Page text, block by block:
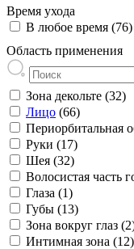
Увеличение зоны G
Увеличение мантии
Хроностарение (4)
Целлюлит (3)
Очищение (1)
Ревитализация (2)
Регенерация (13)
Ровный тон и цвет
Свежесть (2)
Сияние (2)
Снятие отечности
Сужение пор (1)
Темные круги под
Упругость (5)
Устранение
Устранение темных
Эластичность (8)
Время ухода
В любое время (76)
Область применения
Зона декольте (32)
Лицо (66)
Периорбитальная
Руки (17)
Шея (32)
Волосистая часть
Глаза (1)
Губы (13)
Зона вокруг глаз
Интимная зона (12)